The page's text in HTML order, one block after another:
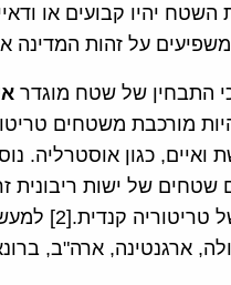
השטח יהיו קבועים או
על זהות המדינה
התבחין של שטח מוגדר
מורכבת משטחים
ואיים, כגון אוסטרליה.
שטחים של ישות
ארגנטינה, ארה"ב,